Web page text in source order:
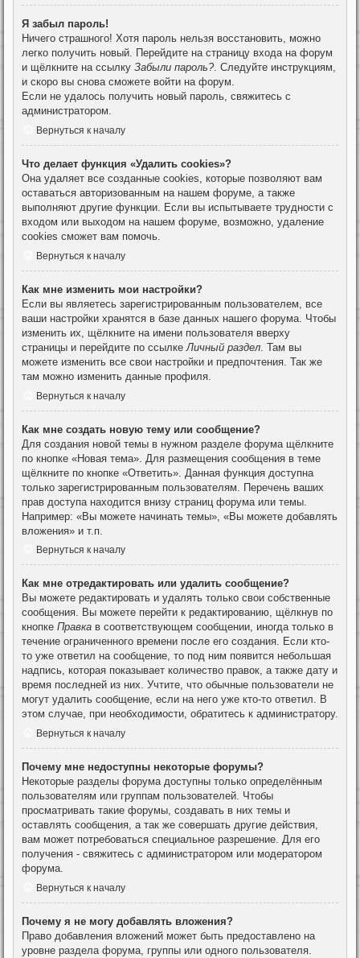
Я забыл пароль!
Ничего страшного! Хотя пароль нельзя восстановить, можно
легко получить новый. Перейдите на страницу входа на форум
и щёлкните на ссылку Забыли пароль?. Следуйте инструкциям,
и скоро вы снова сможете войти на форум.
Если не удалось получить новый пароль, свяжитесь с
администратором.
Вернуться к началу
Что делает функция «Удалить cookies»?
Она удаляет все созданные cookies, которые позволяют вам
оставаться авторизованным на нашем форуме, а также
выполняют другие функции. Если вы испытываете трудности с
входом или выходом на нашем форуме, возможно, удаление
cookies сможет вам помочь.
Вернуться к началу
Как мне изменить мои настройки?
Если вы являетесь зарегистрированным пользователем, все
ваши настройки хранятся в базе данных нашего форума. Чтобы
изменить их, щёлкните на имени пользователя вверху
страницы и перейдите по ссылке Личный раздел . Там вы
можете изменить все свои настройки и предпочтения. Так же
там можно изменить данные профиля.
Вернуться к началу
Как мне создать новую тему или сообщение?
Для создания новой темы в нужном разделе форума щёлкните
по кнопке «Новая тема». Для размещения сообщения в теме
щёлкните по кнопке «Ответить». Данная функция доступна
только зарегистрированным пользователям. Перечень ваших
прав доступа находится внизу страниц форума или темы.
Например: «Вы можете начинать темы», «Вы можете добавлять
вложения» и т.п.
Вернуться к началу
Как мне отредактировать или удалить сообщение?
Вы можете редактировать и удалять только свои собственные
сообщения. Вы можете перейти к редактированию, щёлкнув по
кнопке Правка в соответствующем сообщении, иногда только в
течение ограниченного времени после его создания. Если кто-
то уже ответил на сообщение, то под ним появится небольшая
надпись, которая показывает количество правок, а также дату и
время последней из них. Учтите, что обычные пользователи не
могут удалить сообщение, если на него уже кто-то ответил. В
этом случае, при необходимости, обратитесь к администратору.
Вернуться к началу
Почему мне недоступны некоторые форумы?
Некоторые разделы форума доступны только определённым
пользователям или группам пользователей. Чтобы
просматривать такие форумы, создавать в них темы и
оставлять сообщения, а так же совершать другие действия,
вам может потребоваться специальное разрешение. Для его
получения - свяжитесь с администратором или модератором
форума.
Вернуться к началу
Почему я не могу добавлять вложения?
Право добавления вложений может быть предоставлено на
уровне раздела форума, группы или одного пользователя.